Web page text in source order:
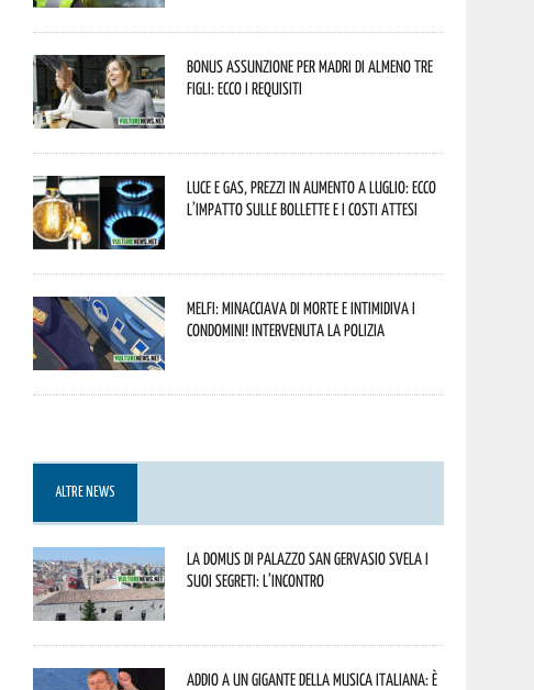
Bonus assunzione per madri di almeno tre
figli: ecco i requisiti
Luce e gas, prezzi in aumento a luglio: ecco
l’impatto sulle bollette e i costi attesi
Melfi: minacciava di morte e intimidiva i
condomini! Intervenuta la Polizia
ALTRE NEWS
La Domus di Palazzo San Gervasio svela i
suoi segreti: l’incontro
Addio a un gigante della musica italiana: è